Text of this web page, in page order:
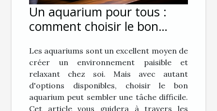
Un aquarium pour tous :
comment choisir le bon
Les aquariums sont un excellent moyen de
créer un environnement paisible et
relaxant chez soi. Mais avec autant
d'options disponibles, choisir le bon
aquarium peut sembler une tâche difficile.
Cet article vous guidera à travers les